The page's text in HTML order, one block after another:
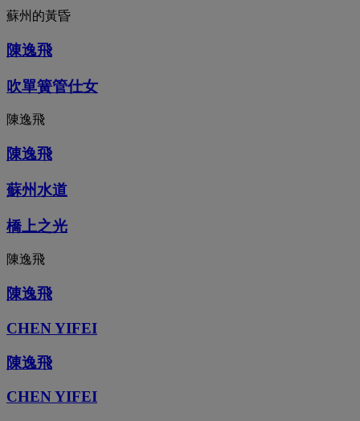
蘇州的黃昏
陳逸飛
吹單簧管仕女
陳逸飛
陳逸飛
蘇州水道
橋上之光
陳逸飛
陳逸飛
CHEN YIFEI
陳逸飛
CHEN YIFEI